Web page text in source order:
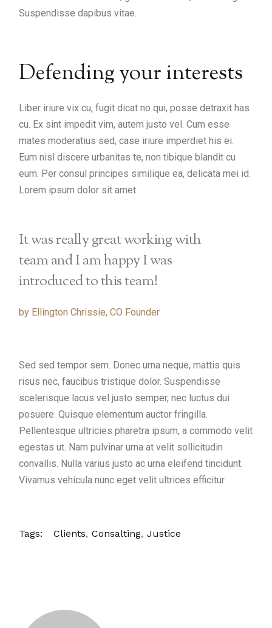
Suspendisse dapibus vitae.
Defending your interests
Liber iriure vix cu, fugit dicat no qui, posse detraxit has
cu. Ex sint impedit vim, autem justo vel. Cum esse
mates moderatius sed, case iriure imperdiet his ei.
Eum nisl discere urbanitas te, non tibique blandit cu
eum. Per consul principes similique ea, delicata mei id.
Lorem ipsum dolor sit amet.
It was really great working with
team and I am happy I was
introduced to this team!
by Ellington Chrissie, CO Founder
Sed sed tempor sem. Donec urna neque, mattis quis
risus nec, faucibus tristique dolor. Suspendisse
scelerisque lacus vel justo semper, nec luctus dui
posuere. Quisque elementum auctor fringilla.
Pellentesque ultricies pharetra ipsum, a commodo velit
egestas ut. Nam pulvinar urna at velit sollicitudin
convallis. Nulla varius justo ac urna eleifend tincidunt.
Vivamus vehicula nunc eget velit ultrices efficitur.
Tags: Clients Consalting Justice